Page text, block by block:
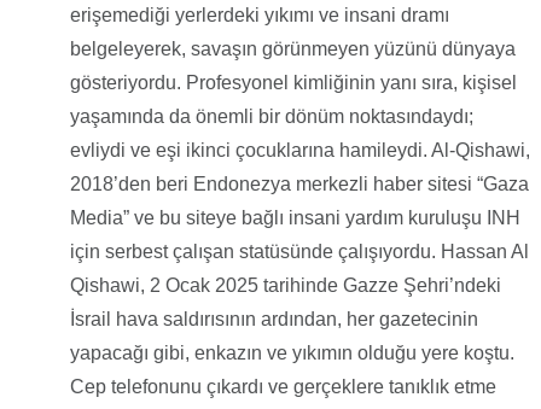
erişemediği yerlerdeki yıkımı ve insani dramı
belgeleyerek, savaşın görünmeyen yüzünü dünyaya
gösteriyordu. Profesyonel kimliğinin yanı sıra, kişisel
yaşamında da önemli bir dönüm noktasındaydı;
evliydi ve eşi ikinci çocuklarına hamileydi. Al-Qishawi,
2018’den beri Endonezya merkezli haber sitesi “Gaza
Media” ve bu siteye bağlı insani yardım kuruluşu INH
için serbest çalışan statüsünde çalışıyordu. Hassan Al
Qishawi, 2 Ocak 2025 tarihinde Gazze Şehri’ndeki
İsrail hava saldırısının ardından, her gazetecinin
yapacağı gibi, enkazın ve yıkımın olduğu yere koştu.
Cep telefonunu çıkardı ve gerçeklere tanıklık etme